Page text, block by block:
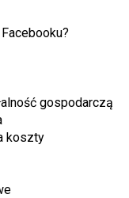
gospodarczą
koszty